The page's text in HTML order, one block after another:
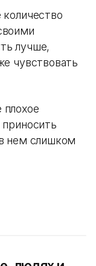
лучше,
чувствовать
нем слишком